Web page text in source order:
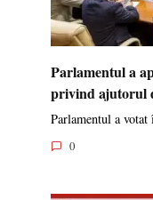
Parlamentul a
privind ajutorul
Parlamentul a
0